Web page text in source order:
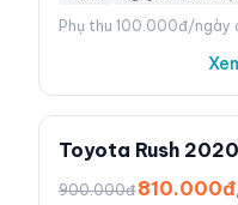
Phụ thu 100.000đ/ngày
Toyota Rush 2020
900.000đ 810.000đ